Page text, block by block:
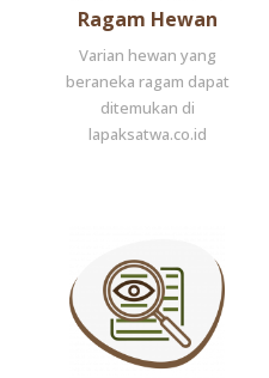
Ragam Hewan
Varian hewan yang
beraneka ragam dapat
ditemukan di
lapaksatwa.co.id